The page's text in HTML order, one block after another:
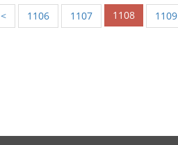
< 1106 1107 1108 1109